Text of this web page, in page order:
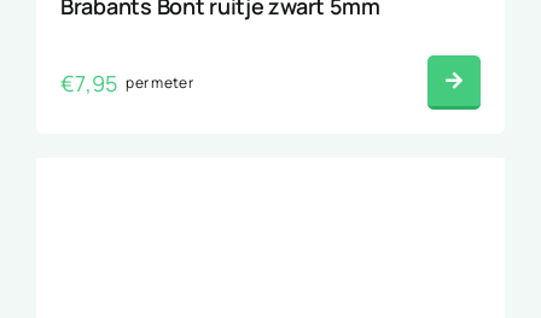
Brabants Bont ruitje zwart 5mm
€7,95 per meter